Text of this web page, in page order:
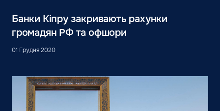
Банки Кіпру закривають рахунки
громадян РФ та офшори
01 Грудня 2020